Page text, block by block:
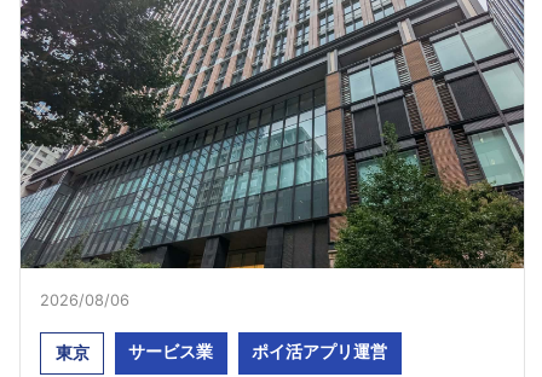
2026/08/06
東京 サービス業 ポイ活アプリ運営